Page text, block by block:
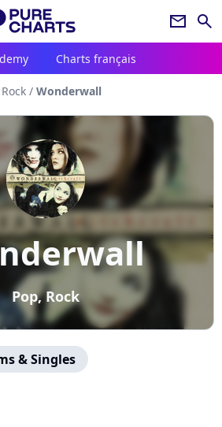
newsletter search
Charts français
/ Wonderwall
Pop, Rock
& Singles